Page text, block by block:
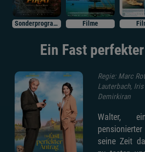
Sonderprogramm Filme
Ein Fast
Regie: Marc
Lauterbach,
Demirkiran
Walter,
seine Zeit